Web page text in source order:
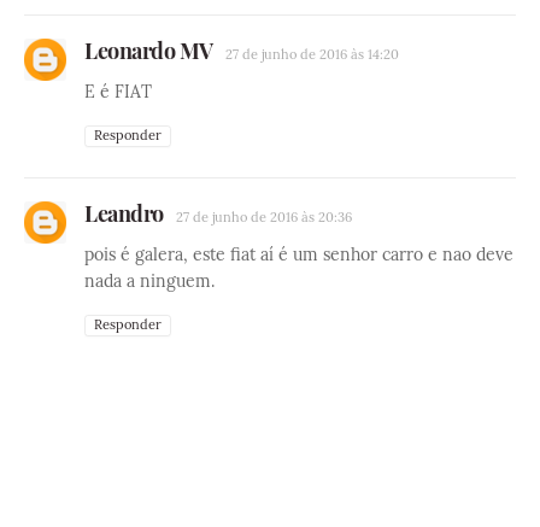
Leonardo MV 27 de junho de 2016 às 14:20
E é FIAT
Responder
Leandro 27 de junho de 2016 às 20:36
pois é galera, este fiat aí é um senhor carro e nao deve
nada a ninguem.
Responder